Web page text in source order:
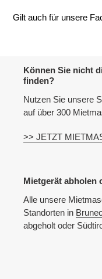
Gilt auch für unsere
Können Sie nicht
finden?
Nutzen Sie unsere
auf über 300
>> JETZT
Mietgerät abholen
Alle unsere
Standorten in
abgeholt oder